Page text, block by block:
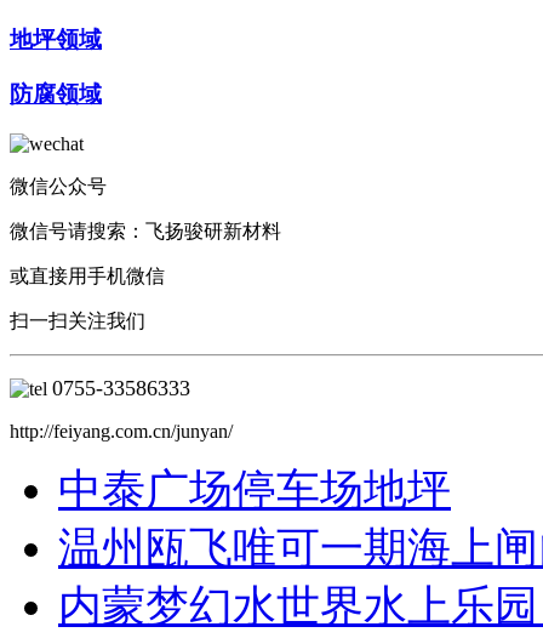
地坪领域
防腐领域
微信公众号
微信号请搜索：飞扬骏研新材料
或直接用手机微信
扫一扫关注我们
0755-33586333
http://feiyang.com.cn/junyan/
中泰广场停车场地坪
温州瓯飞唯可一期海上
内蒙梦幻水世界水上乐